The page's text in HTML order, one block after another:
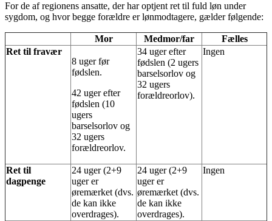
For de af regionens ansatte, der har optjent ret til fuld løn under
sygdom, og hvor begge forældre er lønmodtagere, gælder følgende:
Mor Medmor/far
Fælles
Ret til fravær
8 uger før
fødslen.
42 uger efter
fødslen (10
ugers
barselsorlov og
32 ugers
forældreorlov.
34 uger efter
fødslen (2 ugers
barselsorlov og
32 ugers
forældreorlov).
Ingen
Ret til
dagpenge
24 uger (2+9
uger er
øremærket (dvs.
de kan ikke
overdrages).
24 uger (2+9
uger er
øremærket (dvs.
de kan ikke
overdrages).
Ingen